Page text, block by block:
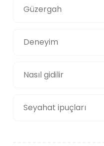
Güzergah
Deneyim
Nasıl gidilir
Seyahat ipuçları